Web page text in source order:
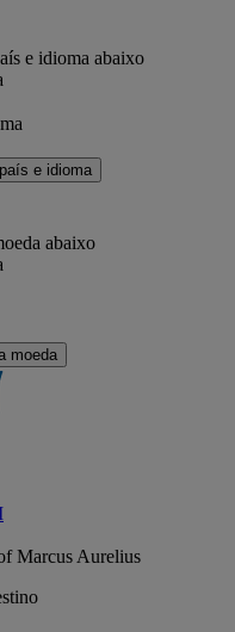
e idioma abaixo
e idioma
abaixo
moeda
Marcus Aurelius